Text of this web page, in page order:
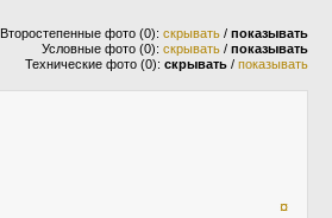
Второстепенные фото (0): скрывать / показывать
Условные фото (0): скрывать / показывать
Технические фото (0): скрывать / показывать
¤